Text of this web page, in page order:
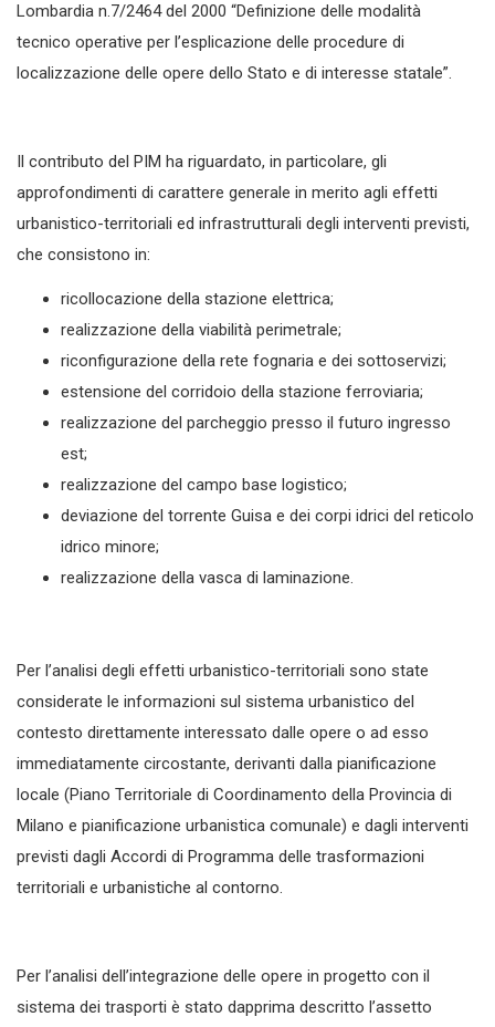
Lombardia n.7/2464 del 2000 “Definizione delle modalità
tecnico operative per l’esplicazione delle procedure di
localizzazione delle opere dello Stato e di interesse statale”.
Il contributo del PIM ha riguardato, in particolare, gli
approfondimenti di carattere generale in merito agli effetti
urbanistico-territoriali ed infrastrutturali degli interventi previsti,
che consistono in:
ricollocazione della stazione elettrica;
realizzazione della viabilità perimetrale;
riconfigurazione della rete fognaria e dei sottoservizi;
estensione del corridoio della stazione ferroviaria;
realizzazione del parcheggio presso il futuro ingresso
est;
realizzazione del campo base logistico;
deviazione del torrente Guisa e dei corpi idrici del reticolo
idrico minore;
realizzazione della vasca di laminazione.
Per l’analisi degli effetti urbanistico-territoriali sono state
considerate le informazioni sul sistema urbanistico del
contesto direttamente interessato dalle opere o ad esso
immediatamente circostante, derivanti dalla pianificazione
locale (Piano Territoriale di Coordinamento della Provincia di
Milano e pianificazione urbanistica comunale) e dagli interventi
previsti dagli Accordi di Programma delle trasformazioni
territoriali e urbanistiche al contorno.
Per l’analisi dell’integrazione delle opere in progetto con il
sistema dei trasporti è stato dapprima descritto l’assetto